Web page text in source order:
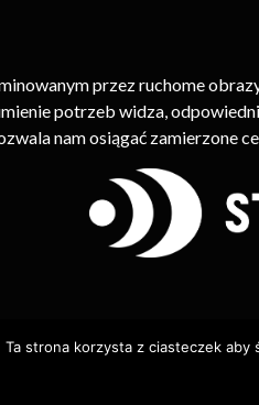
przez ruchome
potrzeb widza,
nam osiągać zamierzone
All Rights Reserved.
Ta strona korzysta z ciasteczek aby